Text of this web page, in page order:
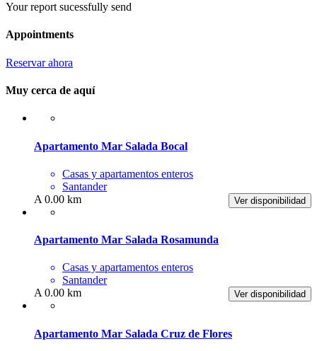
Your report sucessfully send
Appointments
Reservar ahora
Muy cerca de aquí
Apartamento Mar Salada Bocal
Casas y apartamentos enteros
Santander
Ver disponibilidad
A 0.00 km
Apartamento Mar Salada Rosamunda
Casas y apartamentos enteros
Santander
Ver disponibilidad
A 0.00 km
Apartamento Mar Salada Cruz de Flores